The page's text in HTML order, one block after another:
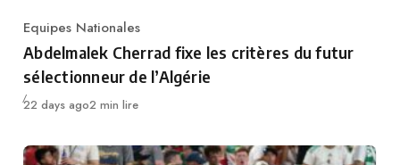
Category
Equipes Nationales
Abdelmalek Cherrad fixe les critères du futur
sélectionneur de l’Algérie
Publié
22 days ago2 min lire